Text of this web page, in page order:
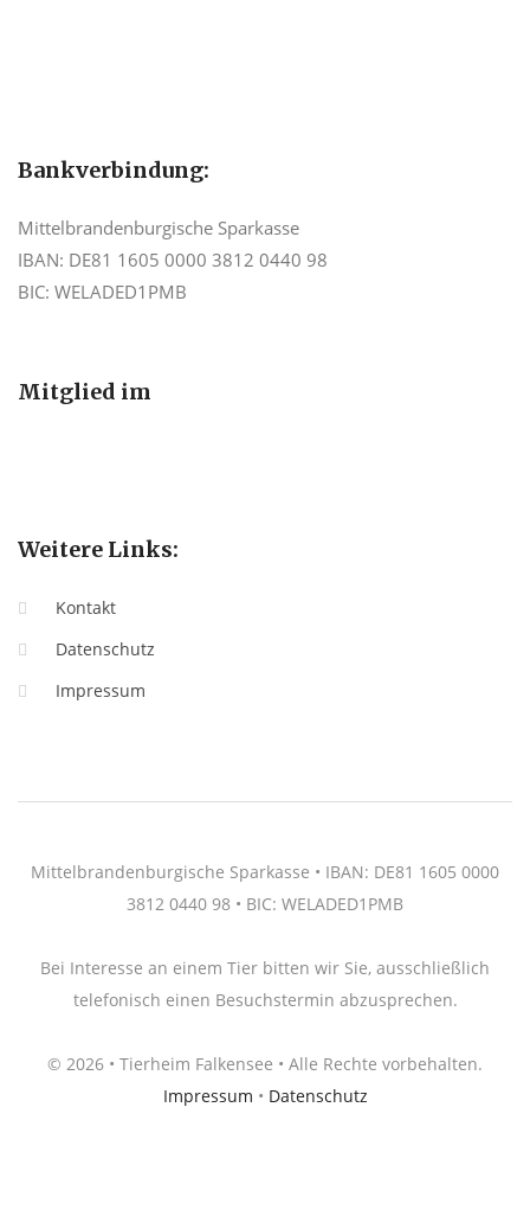
Bankverbindung:
Mittelbrandenburgische Sparkasse
IBAN: DE81 1605 0000 3812 0440 98
BIC: WELADED1PMB
Mitglied im
Weitere Links:
Kontakt
Datenschutz
Impressum
Mittelbrandenburgische Sparkasse • IBAN: DE81 1605 0000
3812 0440 98 • BIC: WELADED1PMB
Bei Interesse an einem Tier bitten wir Sie, ausschließlich
telefonisch einen Besuchstermin abzusprechen.
© 2026 • Tierheim Falkensee • Alle Rechte vorbehalten.
Impressum • Datenschutz